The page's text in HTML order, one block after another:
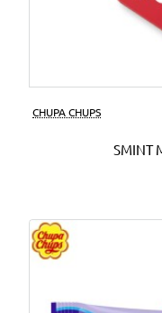
CHUPA CHUPS
SMINT